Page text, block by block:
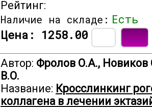
Рейтинг:
Наличие на складе: Есть
Цена: 1258.00
Автор: Фролов О.А., Новиков
В.О.
Название: Кросслинкинг
коллагена в лечении